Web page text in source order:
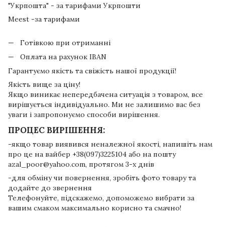
"Укрпошта" - за тарифами Укрпошти
Meest -за тарифами
Готівкою при отриманні
Оплата на рахунок IBAN
Гарантуємо якість та свіжість нашої продукції!
Якість вище за ціну!
Якщо виникає непередбачена ситуація з товаром, все
вирішується індивідуально. Ми не залишимо вас без
уваги і запропонуємо способи вирішення.
ПРОЦЕС ВИРІШЕННЯ:
-якщо товар виявився неналежної якості, напишіть нам
про це на вайбер +38(097)3225104 або на пошту
azal_poor@yahoo.com, протягом 3-х днів
-для обміну чи повернення, зробіть фото товару та
додайте до звернення
Телефонуйте, підскажемо, допоможемо вибрати за
вашим смаком максимально корисно та смачно!